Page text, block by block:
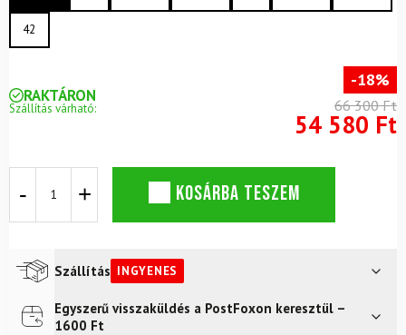
42
RAKTÁRON
Szállítás várható:
-18%
66 300 Ft
54 580 Ft
SALOMON
W
Raisin
mennyiség
KOSÁRBA TESZEM
Szállítás INGYENES
Futár a címreIngyenes
Egyszerű visszaküldés a PostFoxon keresztül –
1600 Ft